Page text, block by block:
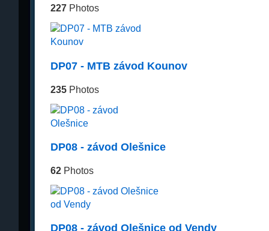
227Photos
DP07 - MTB závod Kounov
235Photos
DP08 - závod Olešnice
62Photos
DP08 - závod Olešnice od Vendy